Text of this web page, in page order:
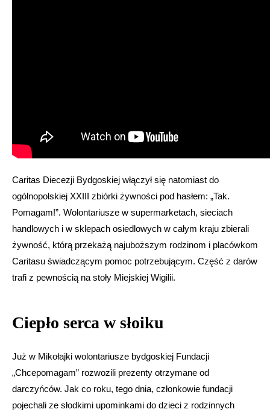
Caritas Diecezji Bydgoskiej włączył się natomiast do
ogólnopolskiej XXIII zbiórki żywności pod hasłem: „Tak.
Pomagam!”. Wolontariusze w supermarketach, sieciach
handlowych i w sklepach osiedlowych w całym kraju zbierali
żywność, którą przekażą najuboższym rodzinom i placówkom
Caritasu świadczącym pomoc potrzebującym. Część z darów
trafi z pewnością na stoły Miejskiej Wigilii.
Ciepło serca w słoiku
Już w Mikołajki wolontariusze bydgoskiej Fundacji
„Chcepomagam” rozwozili prezenty otrzymane od
darczyńców. Jak co roku, tego dnia, członkowie fundacji
pojechali ze słodkimi upominkami do dzieci z rodzinnych